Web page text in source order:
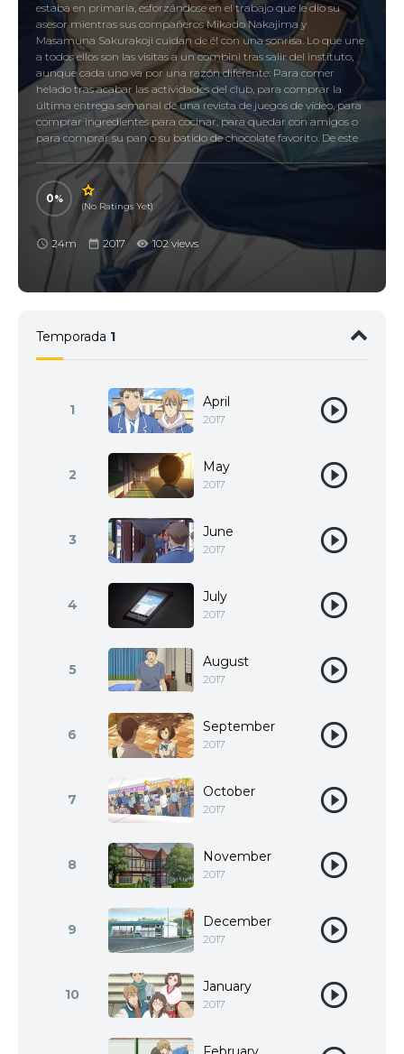
estaba en primaria, esforzándose en el trabajo que le dio su
asesor mientras sus compañeros Mikado Nakajima y
Masamuna Sakurakoji cuidan de él con una sonrisa. Lo que une
a todos ellos son las visitas a un combini tras salir del instituto,
aunque cada uno va por una razón diferente: Para comer
helado tras acabar las actividades del club, para comprar la
última entrega semanal de una revista de juegos de vídeo, para
comprar ingredientes para cocinar, para quedar con amigos o
para comprar su pan o su batido de chocolate favorito. De este
modo, el combini se convierte en un lugar en el que pueden
encontrarse, relajarse y crear pequeños recuerdos. A partir de
ahora, las razones por las que van al combini irán cambiando
poco a poco…
Convenience Store Boyfriends, コンビニカレシ
0
(No Ratings Yet)
24m 2017 102 views
Temporada 1
1 April
2017
2 May
2017
3 June
2017
4 July
2017
5 August
2017
6 September
2017
7 October
2017
8 November
2017
9 December
2017
10 January
2017